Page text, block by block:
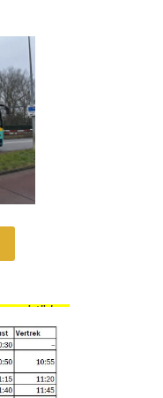
– reistijden.